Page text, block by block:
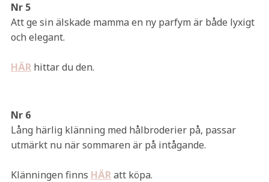
Nr 5
Att ge sin älskade mamma en ny parfym är både lyxigt
och elegant.
HÄRhittar du den.
Nr 6
Lång härlig klänning med hålbroderier på, passar
utmärkt nu när sommaren är på intågande.
Klänningen finns HÄRatt köpa.